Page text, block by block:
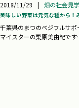
2018/11/29 畑の社会見学
美味しい野菜は元気な種から！
千葉県のまつのベジフルサ
マイスターの栗原美由紀で